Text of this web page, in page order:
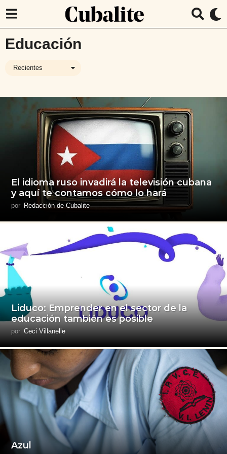
Educación
Recientes
El idioma ruso invadirá la televisión cubana
y aquí te contamos cómo lo hará
por Redacción de Cubalite
Liduco: Emprender en el sector de la
educación también es posible
por Ceci Villanelle
Azul